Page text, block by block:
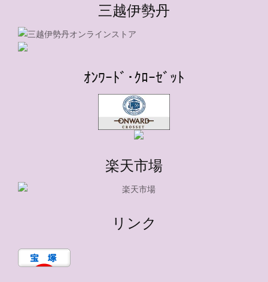
三越伊勢丹
ｵﾝﾜｰﾄﾞ･ｸﾛｰｾﾞｯﾄ
楽天市場
リンク